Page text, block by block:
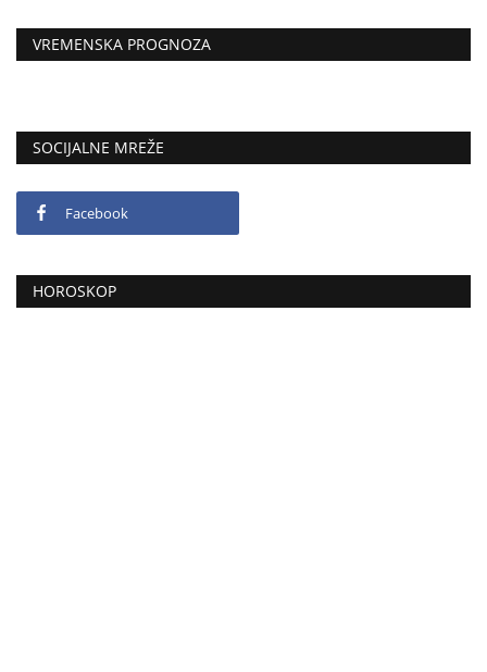
VREMENSKA PROGNOZA
SOCIJALNE MREŽE
Facebook
HOROSKOP